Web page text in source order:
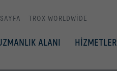
TROX WORLDWIDE
ALANI HİZMETLER